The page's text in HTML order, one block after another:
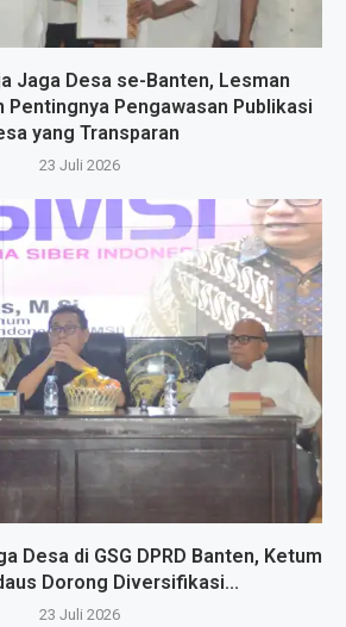
Jaga Desa se-Banten, Lesman
Pentingnya Pengawasan Publikasi
yang Transparan
23 Juli 2026
Desa di GSG DPRD Banten, Ketum
Dorong Diversifikasi...
23 Juli 2026